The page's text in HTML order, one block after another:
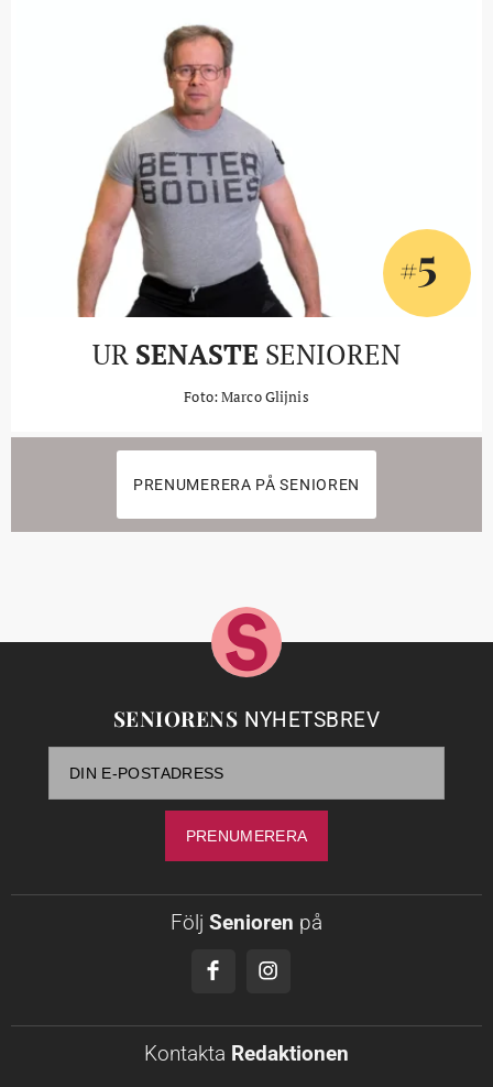
#5
UR SENASTE SENIOREN
Foto: Marco Glijnis
PRENUMERERA PÅ SENIOREN
SENIORENS NYHETSBREV
Följ Senioren på
Kontakta Redaktionen